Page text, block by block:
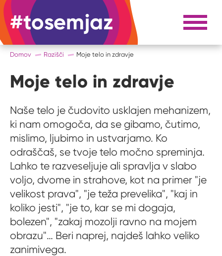
#tosemjaz #to sem jaz Razpri
Domov Razišči Moje telo in zdravje
Moje telo in zdravje
Naše telo je čudovito usklajen mehanizem,
ki nam omogoča, da se gibamo, čutimo,
mislimo, ljubimo in ustvarjamo. Ko
odraščaš, se tvoje telo močno spreminja.
Lahko te razveseljuje ali spravlja v slabo
voljo, dvome in strahove, kot na primer "je
velikost prava", "je teža prevelika", "kaj in
koliko jesti", "je to, kar se mi dogaja,
bolezen", "zakaj mozolji ravno na mojem
obrazu"… Beri naprej, najdeš lahko veliko
zanimivega.